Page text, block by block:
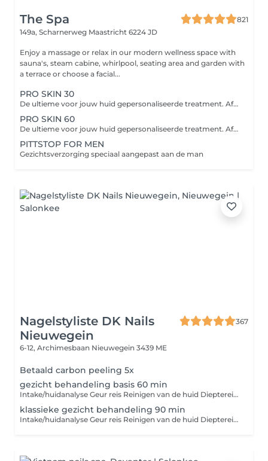
The Spa
821
149a, Scharnerweg Maastricht 6224 JD
Enjoy a massage or relax in our modern wellness space with
sauna's, steam cabine, whirlpool, seating area and garden with
a terrace or choose a facial...
PRO SKIN 30
De ultieme voor jouw huid gepersonaliseerde treatment. Afhankelijk van jouw huidbehoefte bevat de treatment verschillende professionele actieve producten en worden handpools ingezet voor geavanceerde reiniging, productpenetratie en exfoliatie.
PRO SKIN 60
De ultieme voor jouw huid gepersonaliseerde treatment. Afhankelijk van jouw huidbehoefte bevat de treatment verschillende professionele actieve producten en worden handpools ingezet voor geavanceerde reiniging, productpenetratie en exfoliatie.
PITTSTOP FOR MEN
Gezichtsverzorging speciaal aangepast aan de man
Nagelstyliste DK Nails
Nieuwegein
367
6-12, Archimesbaan Nieuwegein 3439 ME
Betaald carbon peeling 5x
gezicht behandeling basis 60 min
Intake/huidanalyse Geur reis Reinigen van de huid Dieptereiniging/ peeling Onzuiverheden verwijderen Masseren 5 min Masker en hoofdhuidmassage / evt hand masker+ €12,50 Toner/serum/oogcreme Dagcrème /nachtverzorging Spf Thee ritueel
klassieke gezicht behandeling 90 min
Intake/huidanalyse Geur reis Reinigen van de huid Dieptereiniging/ peeling Spicy skin shock Onzuiverheden verwijderen Masseren 10 masseren Masker en hoofdhuidmassage / optioneel hand masker+ €12,50 Toner/serum/oogcreme Dagcrème /nachtverzorging Spf Thee ritueel